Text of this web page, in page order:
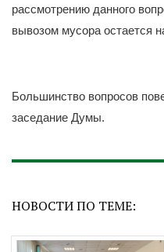
рассмотрению данного
вывозом мусора остается
Большинство вопросов
заседание Думы.
НОВОСТИ ПО ТЕМЕ: